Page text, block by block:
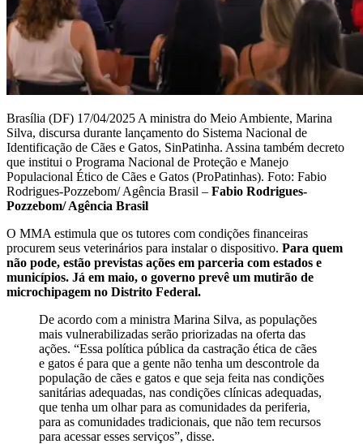
Brasília (DF) 17/04/2025 A ministra do Meio Ambiente, Marina
Silva, discursa durante lançamento do Sistema Nacional de
Identificação de Cães e Gatos, SinPatinha. Assina também decreto
que institui o Programa Nacional de Proteção e Manejo
Populacional Ético de Cães e Gatos (ProPatinhas). Foto: Fabio
Rodrigues-Pozzebom/ Agência Brasil – Fabio Rodrigues-
Pozzebom/ Agência Brasil
O MMA estimula que os tutores com condições financeiras
procurem seus veterinários para instalar o dispositivo. Para quem
não pode, estão previstas ações em parceria com estados e
municípios. Já em maio, o governo prevê um mutirão de
microchipagem no Distrito Federal.
De acordo com a ministra Marina Silva, as populações
mais vulnerabilizadas serão priorizadas na oferta das
ações. “Essa política pública da castração ética de cães
e gatos é para que a gente não tenha um descontrole da
população de cães e gatos e que seja feita nas condições
sanitárias adequadas, nas condições clínicas adequadas,
que tenha um olhar para as comunidades da periferia,
para as comunidades tradicionais, que não tem recursos
para acessar esses serviços”, disse.